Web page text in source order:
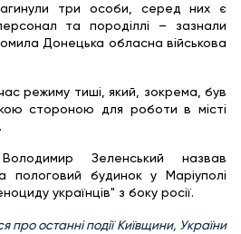
три особи, серед них є
та породіллі – зазнали
Донецька обласна військова
режиму тиші, який, зокрема, був
стороною для роботи в місті
Зеленський назвав
пологовий будинок у Маріуполі
українців" з боку росії.
останні події Київщини, України